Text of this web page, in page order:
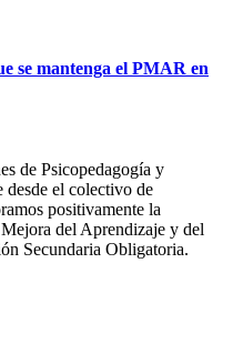
se mantenga el PMAR en
de Psicopedagogía y
desde el colectivo de
positivamente la
del Aprendizaje y del
Secundaria Obligatoria.